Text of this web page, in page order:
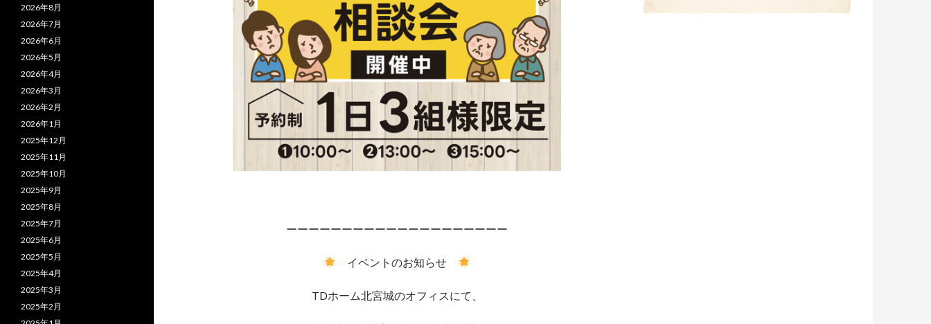
ーーーーーーーーーーーーーーーーーーーー
イベントのお知らせ
TDホーム北宮城のオフィスにて、
2026年8月
2026年7月
2026年6月
2026年5月
2026年4月
2026年3月
2026年2月
2026年1月
2025年12月
2025年11月
2025年10月
2025年9月
2025年8月
2025年7月
2025年6月
2025年5月
2025年4月
2025年3月
2025年2月